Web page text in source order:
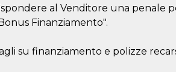
al Venditore una penale
Finanziamento".
su finanziamento e polizze